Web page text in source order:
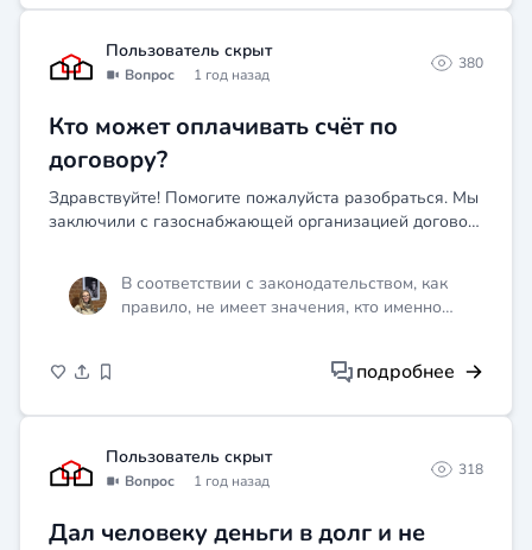
Пользователь скрыт
Вопрос 1 год назад
380
Кто может оплачивать счёт по
договору?
Здравствуйте! Помогите пожалуйста разобраться. Мы
заключили с газоснабжающей организацией договор
разбирается в инт...
В соответствии с законодательством, как
правило, не имеет значения, кто именно
газоснабжающей организации
обратиться к ним с письменным заявлением
о выполнении обязательств по оплате. Если
газоснабжающая организация откажется
обратиться в суд.
подробнее
Пользователь скрыт
Вопрос 1 год назад
318
Дал человеку деньги в долг и не